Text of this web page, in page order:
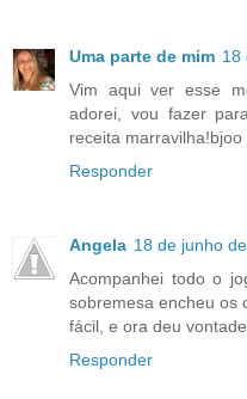
Uma parte de mim 18
Vim aqui ver esse
adorei, vou fazer
receita marravilha!bjoo
Responder
Angela 18 de junho
Acompanhei todo o
sobremesa encheu os
fácil, e ora deu
Responder